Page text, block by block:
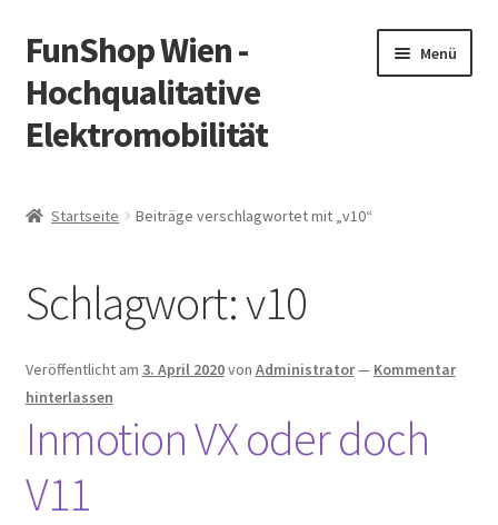
Zur
Navigation
springen
Zum
Inhalt
springen
FunShop Wien -
Hochqualitative
Elektromobilität
Menü
Vorsicht Internetbetrug
Über FunShop
öffnen
Impressum
Zum Onlineshop in der Web Version
Startseite Beiträge verschlagwortet mit „v10“
Schlagwort:v10
Veröffentlicht am 3. April 2020von Administrator— Kommentar
hinterlassen
Inmotion VX oder doch
V11